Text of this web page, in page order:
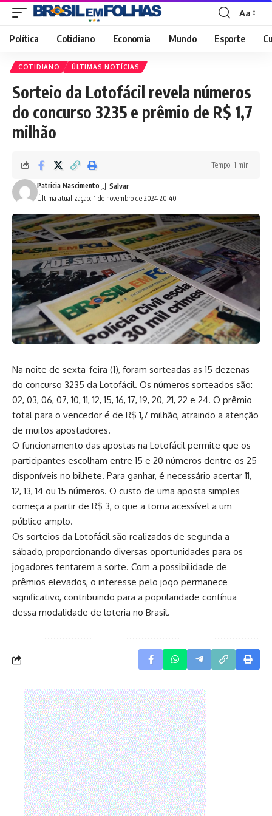
Font
Resizer
Aa
Política Cotidiano Economia Mundo Esporte
COTIDIANO ÚLTIMAS NOTÍCIAS
Sorteio da Lotofácil revela números
do concurso 3235 e prêmio de R$ 1,7
milhão
Última atualização: 1 de novembro de 2024 20:40
Patricia Nascimento
Tempo: 1 min.
Na noite de sexta-feira (1), foram sorteadas as 15 dezenas
do concurso 3235 da Lotofácil. Os números sorteados são:
02, 03, 06, 07, 10, 11, 12, 15, 16, 17, 19, 20, 21, 22 e 24. O prêmio
total para o vencedor é de R$ 1,7 milhão, atraindo a atenção
de muitos apostadores.
O funcionamento das apostas na Lotofácil permite que os
participantes escolham entre 15 e 20 números dentre os 25
disponíveis no bilhete. Para ganhar, é necessário acertar 11,
12, 13, 14 ou 15 números. O custo de uma aposta simples
começa a partir de R$ 3, o que a torna acessível a um
público amplo.
Os sorteios da Lotofácil são realizados de segunda a
sábado, proporcionando diversas oportunidades para os
jogadores tentarem a sorte. Com a possibilidade de
prêmios elevados, o interesse pelo jogo permanece
significativo, contribuindo para a popularidade contínua
dessa modalidade de loteria no Brasil.